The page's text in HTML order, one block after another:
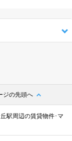
ジの先頭へ
駅周辺の賃貸物件･マ